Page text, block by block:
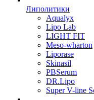
Липолитики
Aqualyx
Lipo Lab
LIGHT FIT
Meso-wharton
Liporase
Skinasil
PBSerum
DR.Lipo
Super V-line